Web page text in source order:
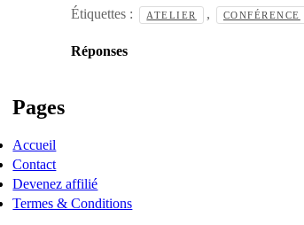
Étiquettes : ATELIER , CONFÉRENCE
Réponses
Pages
Accueil
Contact
Devenez affilié
Termes & Conditions